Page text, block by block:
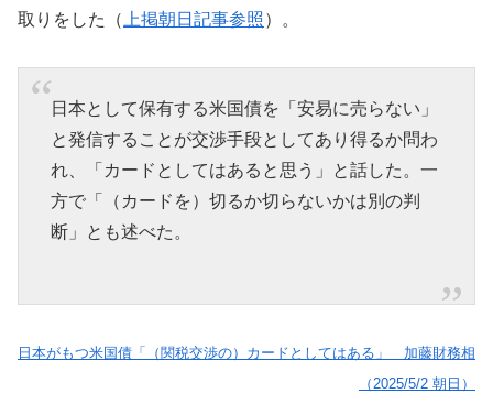
取りをした（上掲朝日記事参照）。
日本として保有する米国債を「安易に売らない」
と発信することが交渉手段としてあり得るか問わ
れ、「カードとしてはあると思う」と話した。一
方で「（カードを）切るか切らないかは別の判
断」とも述べた。
日本がもつ米国債「（関税交渉の）カードとしてはある」 加藤財務相
（2025/5/2 朝日）